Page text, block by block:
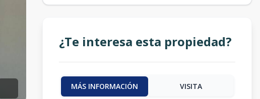
¿Te interesa esta propiedad?
MÁS INFORMACIÓN VISITA